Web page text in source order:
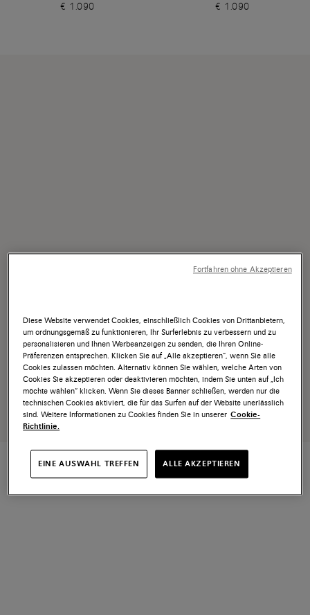
€ 1.090
€ 1.090
Diese Website verwendet Cookies, einschließlich Cookies von Drittanbietern,
um ordnungsgemäß zu funktionieren, Ihr Surferlebnis zu verbessern und zu
personalisieren und Ihnen Werbeanzeigen zu senden, die Ihren Online-
Präferenzen entsprechen. Klicken Sie auf „Alle akzeptieren“, wenn Sie alle
Cookies zulassen möchten. Alternativ können Sie wählen, welche Arten von
Cookies Sie akzeptieren oder deaktivieren möchten, indem Sie unten auf „Ich
möchte wählen“ klicken. Wenn Sie dieses Banner schließen, werden nur die
technischen Cookies aktiviert, die für das Surfen auf der Website unerlässlich
sind. Weitere Informationen zu Cookies finden Sie in unserer Cookie-
Richtlinie.
EINE AUSWAHL TREFFEN ALLE AKZEPTIEREN
Fortfahren ohne Akzeptieren